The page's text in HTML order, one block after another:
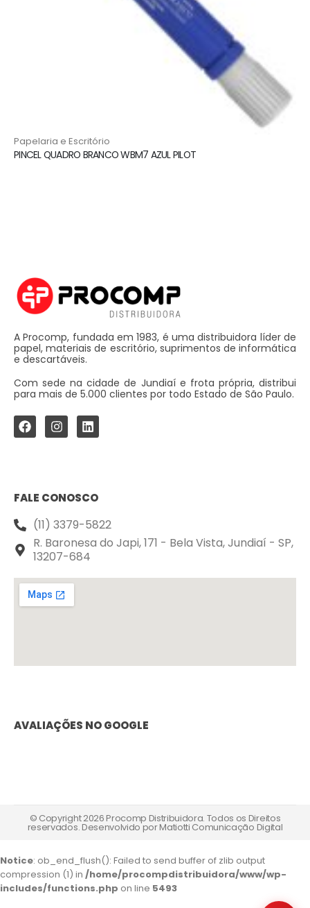
Papelaria e Escritório
PINCEL QUADRO BRANCO WBM7 AZUL PILOT
A Procomp, fundada em 1983, é uma distribuidora líder de
papel, materiais de escritório, suprimentos de informática
e descartáveis.
Com sede na cidade de Jundiaí e frota própria, distribui
para mais de 5.000 clientes por todo Estado de São Paulo.
FALE CONOSCO
(11) 3379-5822
R. Baronesa do Japi, 171 - Bela Vista, Jundiaí - SP,
13207-684
AVALIAÇÕES NO GOOGLE
© Copyright 2026 Procomp Distribuidora. Todos os Direitos
reservados. Desenvolvido porMatiotti Comunicação Digital
Notice: ob_end_flush(): Failed to send buffer of zlib output
compression (1) in /home/procompdistribuidora/www/wp-
includes/functions.php on line 5493